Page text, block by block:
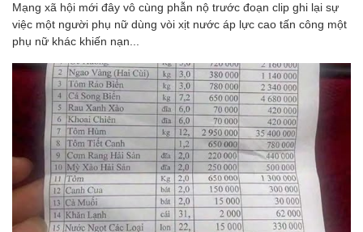
Mạng xã hội mới đây vô cùng phẫn nộ trước đoạn clip ghi lại sự
việc một người phụ nữ dùng vòi xịt nước áp lực cao tấn công một
phụ nữ khác khiến nạn...